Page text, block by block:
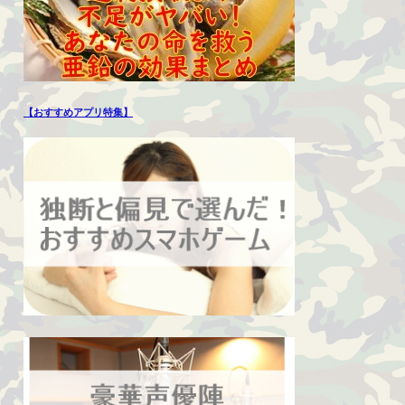
【おすすめアプリ特集】